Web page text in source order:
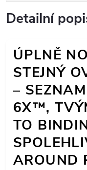
Detailní
ÚPLNĚ
STEJNÝ
–
6X™,
TO
AROUND